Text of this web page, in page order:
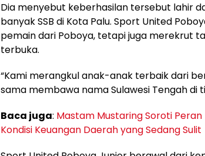
Dia menyebut keberhasilan tersebut lahir
banyak SSB di Kota Palu. Sport United
pemain dari Poboya, tetapi juga merekrut
terbuka.
“Kami merangkul anak-anak terbaik dari
sama membawa nama Sulawesi Tengah di
Baca juga: Mastam Mustaring Soroti
Kondisi Keuangan Daerah yang Sedang Sulit